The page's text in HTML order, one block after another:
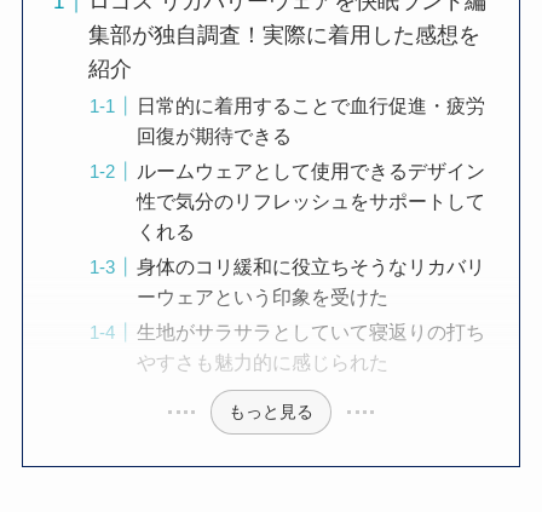
集部が独自調査！実際に着用した感想を
紹介
日常的に着用することで血行促進・疲労
回復が期待できる
ルームウェアとして使用できるデザイン
性で気分のリフレッシュをサポートして
くれる
身体のコリ緩和に役立ちそうなリカバリ
ーウェアという印象を受けた
生地がサラサラとしていて寝返りの打ち
やすさも魅力的に感じられた
もっと見る